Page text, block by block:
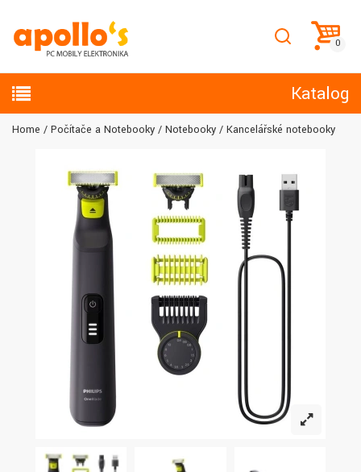
Katalog
Home Počítače a Notebooky Notebooky Kancelářské notebooky